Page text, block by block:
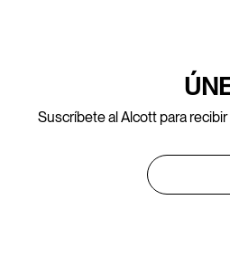
Suscríbete al Alcott para